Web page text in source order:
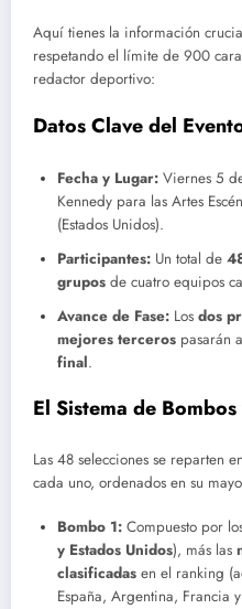
Aquí tienes la información
respetando el límite de 900
redactor deportivo:
Datos Clave del
Fecha y Lugar: Viernes 5
Kennedy para las Artes
(Estados Unidos).
Participantes: Un total de
grupos de cuatro equipos
Avance de Fase: Los dos
mejores terceros pasarán
final.
El Sistema de
Las 48 selecciones se reparten en
cada uno, ordenados en su
Bombo 1: Compuesto por
y Estados Unidos), más las
clasificadas en el ranking
España, Argentina, Francia